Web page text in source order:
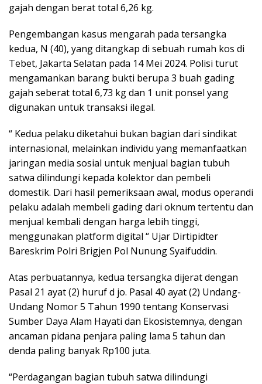
gajah dengan berat total 6,26 kg.
Pengembangan kasus mengarah pada tersangka
kedua, N (40), yang ditangkap di sebuah rumah kos di
Tebet, Jakarta Selatan pada 14 Mei 2024. Polisi turut
mengamankan barang bukti berupa 3 buah gading
gajah seberat total 6,73 kg dan 1 unit ponsel yang
digunakan untuk transaksi ilegal.
“ Kedua pelaku diketahui bukan bagian dari sindikat
internasional, melainkan individu yang memanfaatkan
jaringan media sosial untuk menjual bagian tubuh
satwa dilindungi kepada kolektor dan pembeli
domestik. Dari hasil pemeriksaan awal, modus operandi
pelaku adalah membeli gading dari oknum tertentu dan
menjual kembali dengan harga lebih tinggi,
menggunakan platform digital “ Ujar Dirtipidter
Bareskrim Polri Brigjen Pol Nunung Syaifuddin.
Atas perbuatannya, kedua tersangka dijerat dengan
Pasal 21 ayat (2) huruf d jo. Pasal 40 ayat (2) Undang-
Undang Nomor 5 Tahun 1990 tentang Konservasi
Sumber Daya Alam Hayati dan Ekosistemnya, dengan
ancaman pidana penjara paling lama 5 tahun dan
denda paling banyak Rp100 juta.
“Perdagangan bagian tubuh satwa dilindungi